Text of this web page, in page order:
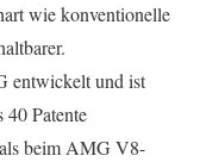
wie konventionelle
entwickelt und ist
40 Patente
beim AMG V8-